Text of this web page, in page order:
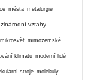
města metalurgie
vztahy
mikrosvět mimozemské
klimatu moderní lidé
stroje molekuly